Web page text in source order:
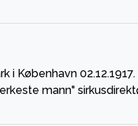
i København
mann"